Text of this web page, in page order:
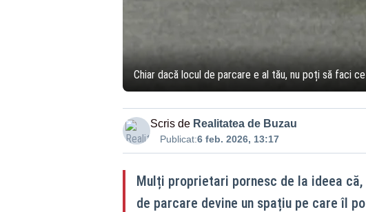
Chiar dacă locul de parcare e al tău, nu poți să faci
Scris de Realitatea de Buzau
Publicat:6 feb. 2026, 13:17
Mulți proprietari pornesc de la ideea
de parcare devine un spațiu pe care îl